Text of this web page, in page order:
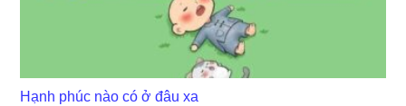
Hạnh phúc nào có ở đâu xa